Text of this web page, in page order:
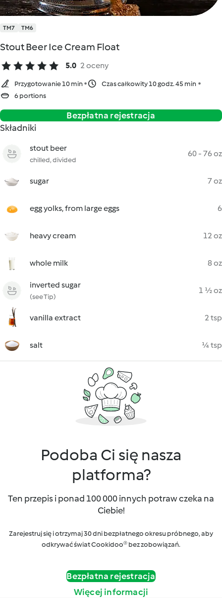
TM7 TM6
Stout Beer Ice Cream Float
5.0 2 oceny
Przygotowanie 10 min
Czas całkowity 10 godz. 45 min
6 portions
Bezpłatna rejestracja
Składniki
stout beer
chilled, divided
60 - 76 oz
sugar 7 oz
egg yolks, from large eggs 6
heavy cream 12 oz
whole milk 8 oz
inverted sugar
(see Tip)
1 ½ oz
vanilla extract 2 tsp
salt ¼ tsp
Podoba Ci się nasza
platforma?
Ten przepis i ponad 100 000 innych potraw czeka na
Ciebie!
Zarejestruj się i otrzymaj 30 dni bezpłatnego okresu próbnego, aby
odkrywać świat Cookidoo® bez zobowiązań.
Bezpłatna rejestracja
Więcej informacji